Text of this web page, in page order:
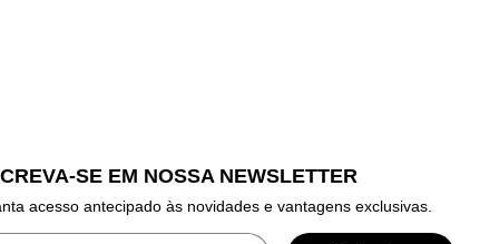
SE EM NOSSA NEWSLETTER
acesso antecipado às novidades e vantagens exclusivas.